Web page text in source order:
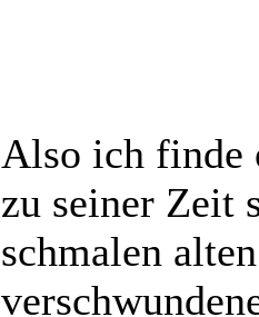
Also ich finde
zu seiner Zeit
schmalen